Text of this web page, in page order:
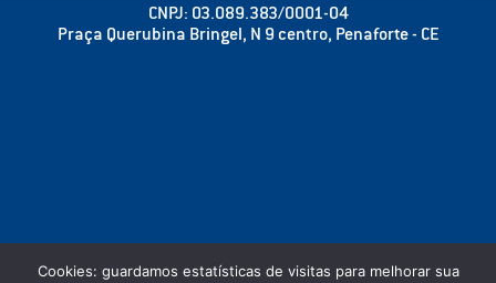
CNPJ: 03.089.383/0001-04
Praça Querubina Bringel, N 9 centro, Penaforte - CE
Cookies: guardamos estatísticas de visitas para melhorar sua